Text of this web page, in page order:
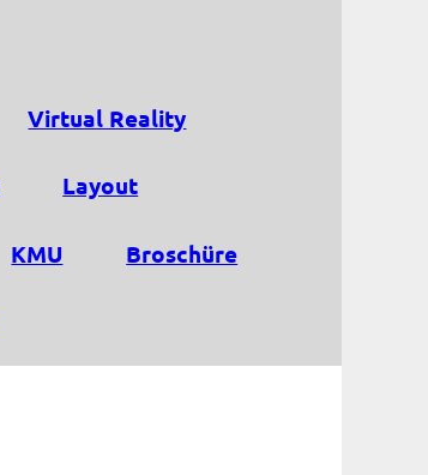
Virtual Reality
Layout
KMU Broschüre